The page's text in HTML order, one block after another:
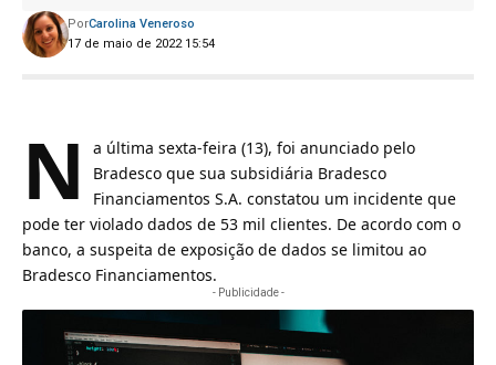
17 de maio de 2022 15:54
PorCarolina Veneroso
N
a última sexta-feira (13), foi anunciado pelo
Bradesco que sua subsidiária Bradesco
Financiamentos S.A. constatou um incidente que
pode ter violado dados de 53 mil clientes. De acordo com o
banco, a suspeita de exposição de dados se limitou ao
Bradesco Financiamentos.
- Publicidade -